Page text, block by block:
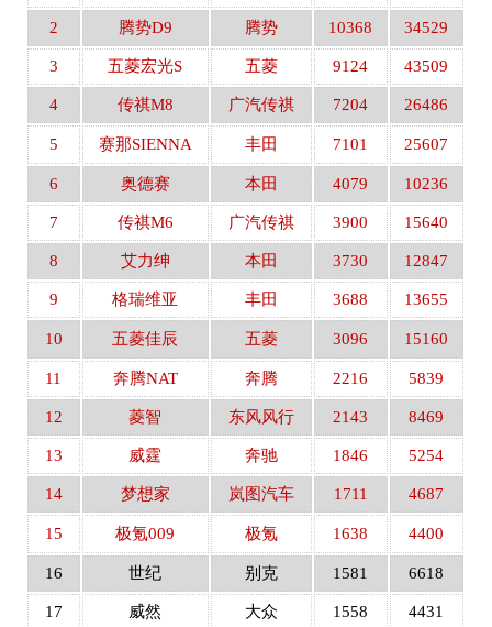
2 腾势D9 腾势 10368 34529
3 五菱宏光S 五菱 9124 43509
4 传祺M8 广汽传祺 7204 26486
5 赛那SIENNA 丰田 7101 25607
6 奥德赛 本田 4079 10236
7 传祺M6 广汽传祺 3900 15640
8 艾力绅 本田 3730 12847
9 格瑞维亚 丰田 3688 13655
10 五菱佳辰 五菱 3096 15160
11 奔腾NAT 奔腾 2216 5839
12 菱智 东风风行 2143 8469
13 威霆 奔驰 1846 5254
14 梦想家 岚图汽车 1711 4687
15 极氪009 极氪 1638 4400
16 世纪 别克 1581 6618
17 威然 大众 1558 4431